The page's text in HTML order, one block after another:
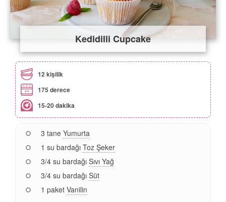
Kedidilli Cupcake
12 kişilik
175 derece
15-20 dakika
3 tane Yumurta
1 su bardağı Toz Şeker
3/4 su bardağı Sıvı Yağ
3/4 su bardağı Süt
1 paket Vanilin